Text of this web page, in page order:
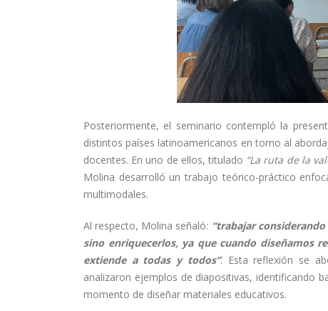
Posteriormente, el seminario contempló la
distintos países latinoamericanos en torno al
docentes. En uno de ellos, titulado “La ruta de la
Molina desarrolló un trabajo teórico-práctico
multimodales.
Al respecto, Molina señaló: “trabajar
sino enriquecerlos, ya que cuando diseñamos
extiende a todas y todos”. Esta reflexión se
analizaron ejemplos de diapositivas, identificando
momento de diseñar materiales educativos.